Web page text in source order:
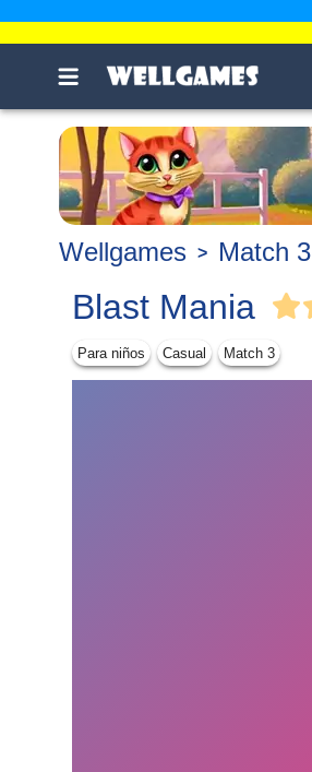
Wellgames Match 3
Blast Mania
Para niños Casual Match 3